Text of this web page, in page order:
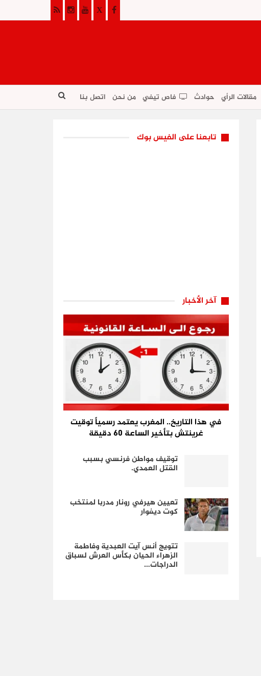
مقالات الرأي حوادث فاص تيفي من نحن اتصل بنا
تابعنا على الفيس بوك
آخر الأخبار
في هذا التاريخ.. المغرب يعتمد رسمياً توقيت
غرينتش بتأخير الساعة 60 دقيقة
توقيف مواطن فرنسي بسبب
القتل العمدي.
تعيين هيرفي رونار مدربا لمنتخب
كوت ديفوار
تتويج أنس آيت العبدية وفاطمة
الزهراء الحيان بكأس العرش لسباق
الدراجات…